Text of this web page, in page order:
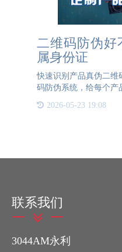
二维码防伪好
属身份证
快速识别产品真伪二维
码防伪系统，给每个产
产品的专属身份证。二
助企业定制专属的防伪
2026-05-23 19:08
联系我们
3044AM永利